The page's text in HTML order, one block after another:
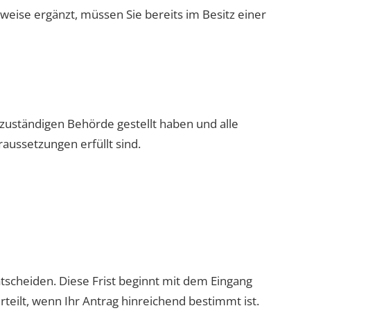
ergänzt, müssen Sie bereits im Besitz einer
Behörde gestellt haben und alle
erfüllt sind.
Diese Frist beginnt mit dem Eingang
wenn Ihr Antrag hinreichend bestimmt ist.